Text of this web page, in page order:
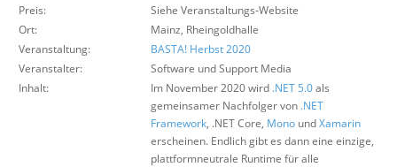
Preis:
Siehe Veranstaltungs-Website
Ort:
Mainz, Rheingoldhalle
Veranstaltung:
BASTA! Herbst 2020
Veranstalter:
Software und Support Media
Inhalt:
Im November 2020 wird .NET 5.0als
gemeinsamer Nachfolger von .NET
Framework, .NET Core, Mono undXamarin
erscheinen. Endlich gibt es dann eine einzige,
plattformneutrale Runtime für alle